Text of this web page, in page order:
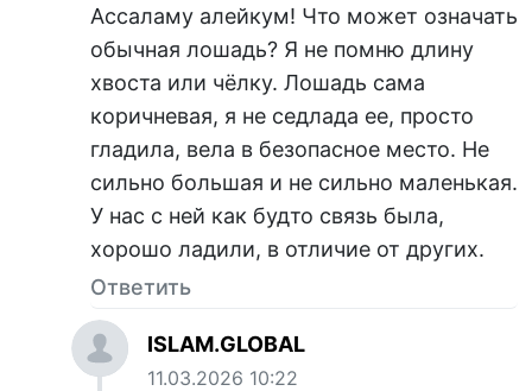
Ассаламу алейкум! Что может означать
обычная лошадь? Я не помню длину
хвоста или чёлку. Лошадь сама
коричневая, я не седлада ее, просто
гладила, вела в безопасное место. Не
сильно большая и не сильно маленькая.
У нас с ней как будто связь была,
хорошо ладили, в отличие от других.
Ответить
ISLAM.GLOBAL
11.03.2026 10:22